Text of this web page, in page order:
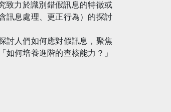
致力於識別錯假訊息的特徵或
訊息處理、更正行為）的探討
討人們如何應對假訊息，聚焦
何培養進階的查核能力？」